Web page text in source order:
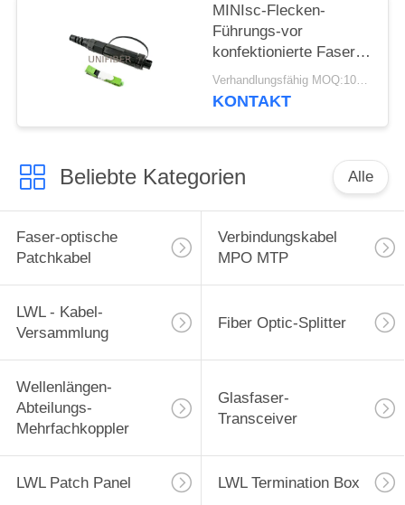
MINIsc-Flecken-
Führungs-vor
konfektionierte Faser-
Optikverbindungsstücke
Verhandlungsfähig MOQ:10pcs
KONTAKT
Beliebte Kategorien Alle
Faser-optische
Patchkabel
Verbindungskabel
MPO MTP
LWL - Kabel-
Versammlung
Fiber Optic-Splitter
Wellenlängen-
Abteilungs-
Mehrfachkoppler
Glasfaser-
Transceiver
LWL Patch Panel LWL Termination Box